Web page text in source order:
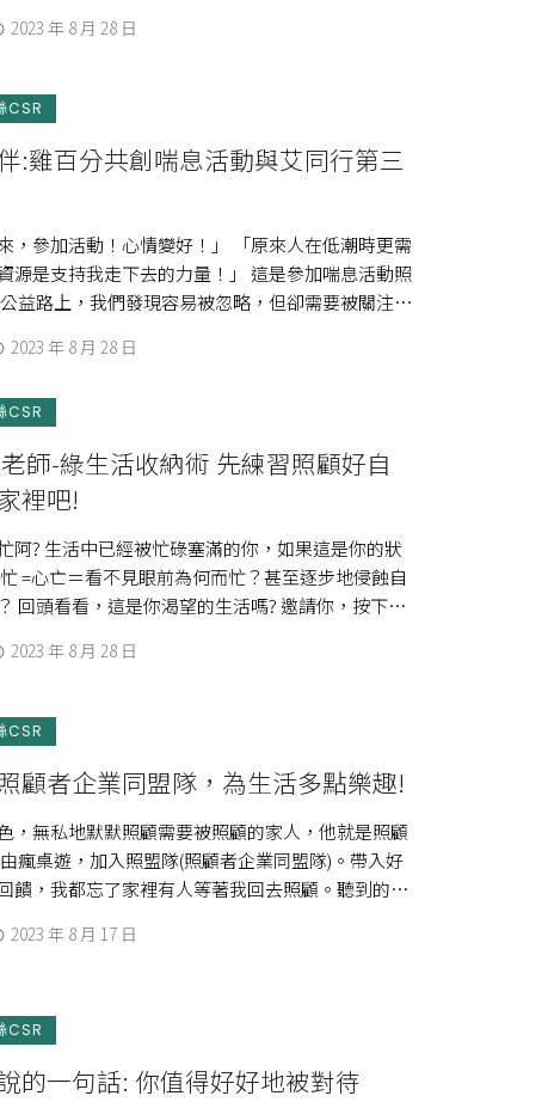
2023 年 8 月 28 日
CSR
:雞百分共創喘息活動與艾同行第三
，參加活動！心情變好！」 「原來人在低潮時更需
源是支持我走下去的力量！」 這是參加喘息活動照
益路上，我們發現容易被忽略，但卻需要被關注的
2023 年 8 月 28 日
CSR
生活收納術 先練習照顧好自
裡吧!
阿? 生活中已經被忙碌塞滿的你，如果這是你的狀
=心亡＝看不見眼前為何而忙？甚至逐步地侵蝕自
回頭看看，這是你渴望的生活嗎? 邀請你，按下暫
2023 年 8 月 28 日
CSR
顧者企業同盟隊，為生活多點樂趣!
，無私地默默照顧需要被照顧的家人，他就是照顧
瘋桌遊，加入照盟隊(照顧者企業同盟隊)。帶入好
饋，我都忘了家裡有人等著我回去照顧。聽到的霎
2023 年 8 月 17 日
CSR
的一句話: 你值得好好地被對待